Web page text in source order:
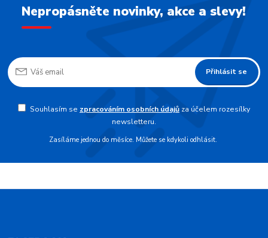
Nepropásněte novinky, akce a slevy!
Přihlásit se
Souhlasím se zpracováním osobních údajůza účelem rozesílky
newsletteru.
Zasíláme jednou do měsíce. Můžete se kdykoli odhlásit.